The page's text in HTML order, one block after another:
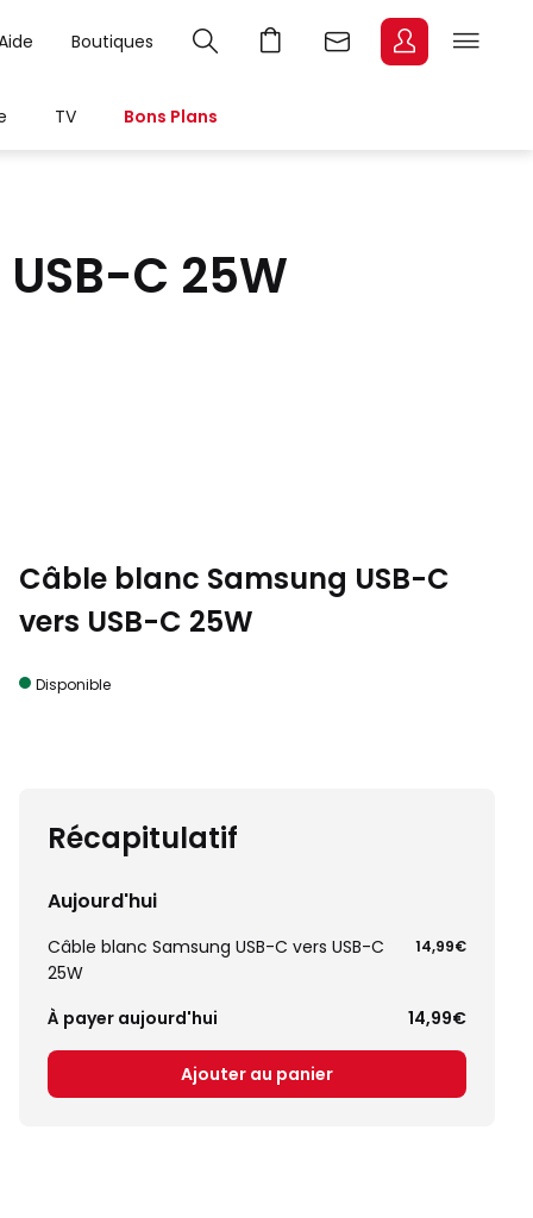
Boutiques
TV Bons Plans
C 25W
Câble blanc Samsung USB-C
vers USB-C 25W
Disponible
Récapitulatif
Aujourd'hui
Câble blanc Samsung USB-C vers USB-C
25W
14,99€
À payer aujourd'hui 14,99€
Ajouter au panier